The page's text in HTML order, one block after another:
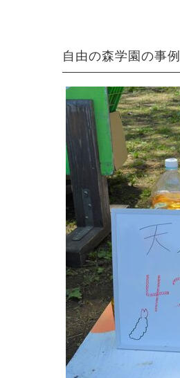
自由の森学園の事例